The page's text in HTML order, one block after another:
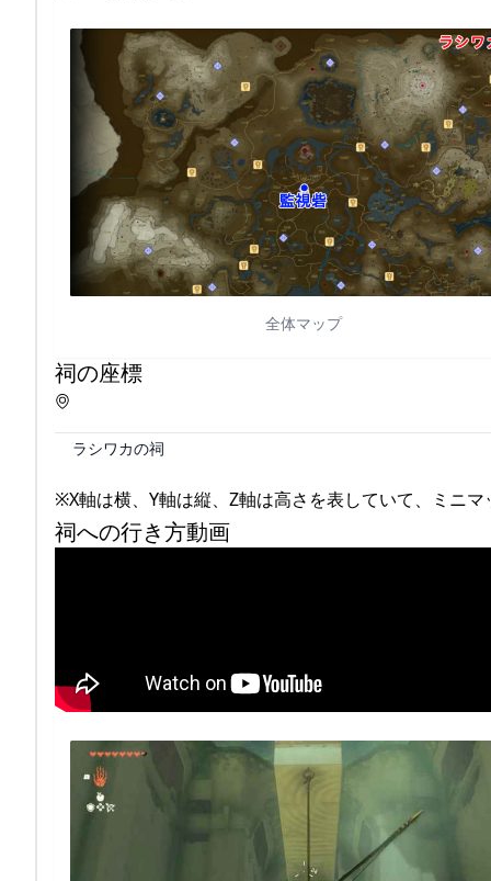
全体マップ
祠の座標
ラシワカの祠
※X軸は横、Y軸は縦、Z軸は高さを表していて、ミニ
祠への行き方動画